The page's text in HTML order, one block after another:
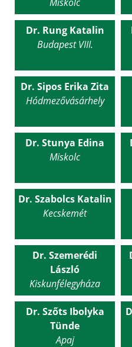
Dr. Rung Katalin
Budapest VIII.
Dr. Sipos Erika Zita
Hódmezővásárhely
Dr. Stunya Edina
Miskolc
Dr. Szabolcs Katalin
Kecskemét
Dr. Szemerédi
László
Kiskunfélegyháza
Dr. Szőts Ibolyka
Tünde
Apaj